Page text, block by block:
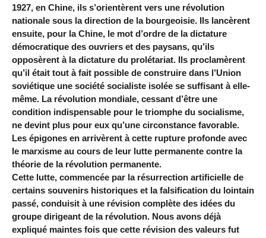
1927, en Chine, ils s’orientèrent vers une révolution
nationale sous la direction de la bourgeoisie. Ils lancèrent
ensuite, pour la Chine, le mot d’ordre de la dictature
démocratique des ouvriers et des paysans, qu’ils
opposèrent à la dictature du prolétariat. Ils proclamèrent
qu’il était tout à fait possible de construire dans l’Union
soviétique une société socialiste isolée se suffisant à elle-
même. La révolution mondiale, cessant d’être une
condition indispensable pour le triomphe du socialisme,
ne devint plus pour eux qu’une circonstance favorable.
Les épigones en arrivèrent à cette rupture profonde avec
le marxisme au cours de leur lutte permanente contre la
théorie de la révolution permanente.
Cette lutte, commencée par la résurrection artificielle de
certains souvenirs historiques et la falsification du lointain
passé, conduisit à une révision complète des idées du
groupe dirigeant de la révolution. Nous avons déjà
expliqué maintes fois que cette révision des valeurs fut